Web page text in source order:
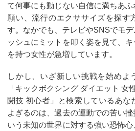
て何事にも動じない自信に満ちあ
願い、流行のエクササイズを探す
す。なかでも、テレビやSNSでモ
ッシュにミットを叩く姿を見て、
を持つ女性が急増しています。
しかし、いざ新しい挑戦を始めよ
「キックボクシング ダイエット 女
闘技 初心者」と検索しているあな
よぎるのは、過去の運動での苦い
いう未知の世界に対する強い恐怖